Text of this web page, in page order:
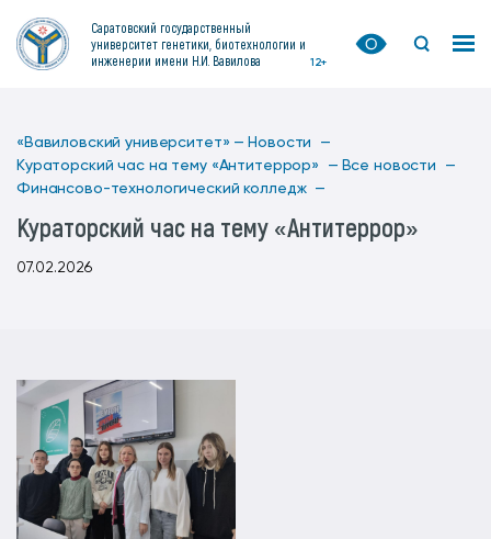
Саратовский государственный
университет генетики, биотехнологии и
инженерии имени Н.И. Вавилова
12+
«Вавиловский университет» — Новости —
Кураторский час на тему «Антитеррор» — Все новости —
Финансово-технологический колледж —
Кураторский час на тему «Антитеррор»
07.02.2026